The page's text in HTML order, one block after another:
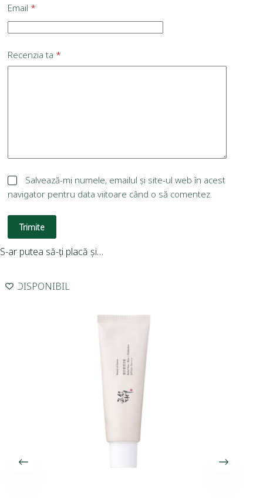
Email *
Recenzia ta *
Salvează-mi numele, emailul și site-ul web în acest
navigator pentru data viitoare când o să comentez.
Trimite
S-ar putea să-ți placă și…
INDISPONIBIL